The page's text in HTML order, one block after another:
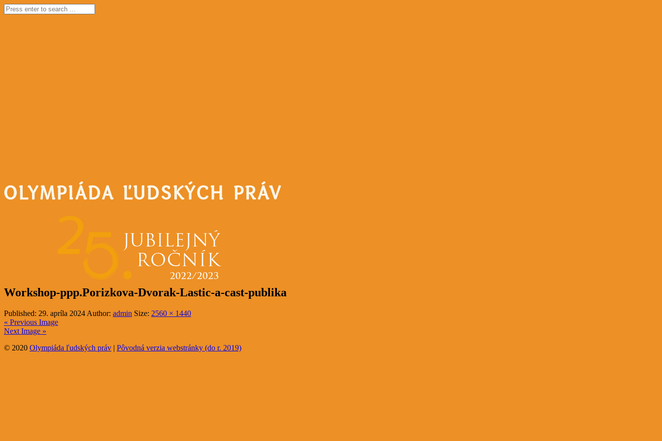
Workshop-ppp.Porizkova-Dvorak-Lastic-a-cast-publika
Published: 29. apríla 2024 Author: admin Size: 2560 × 1440
« Previous Image
Next Image »
© 2020 Olympiáda ľudských práv | Pôvodná verzia webstránky (do r. 2019)